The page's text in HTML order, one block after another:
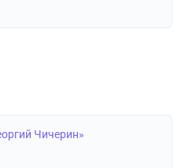
Чичерин»